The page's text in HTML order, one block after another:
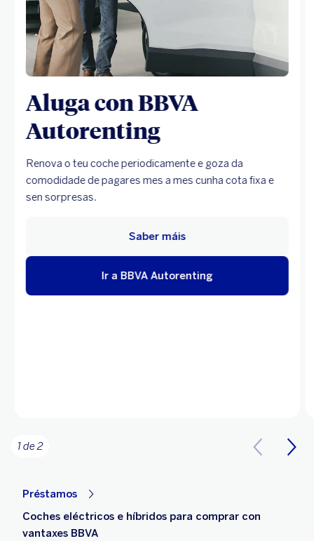
Aluga con BBVA
Autorenting
Renova o teu coche periodicamente e goza da
comodidade de pagares mes a mes cunha cota fixa e
sen sorpresas.
Ir a BBVA Autorenting
Saber máis
1 de 2
Préstamos
Coches eléctricos e híbridos para comprar con
vantaxes BBVA